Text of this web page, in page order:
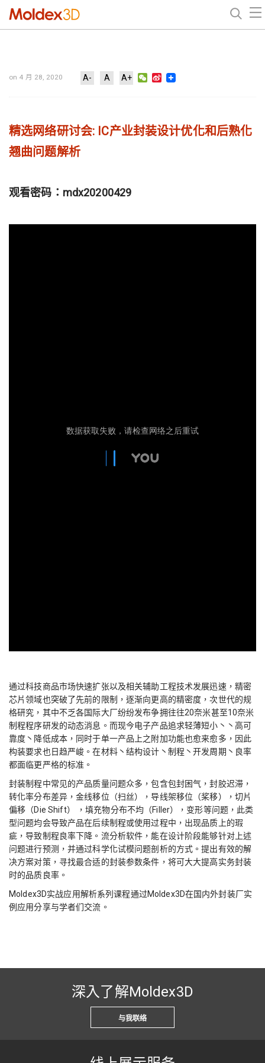
on 4 月 28, 2020 A- A A+ WeChat
Sina
精选网络研讨会: IC产业封装设计优化和后熟化
翘曲问题解析
观看密码：mdx20200429
通过科技商品市场快速扩张以及相关辅助工程技术发展迅速，精密
芯片领域也突破了先前的限制，逐渐向更高的精密度，次世代的规
格研究，其中不乏各国际大厂纷纷发布争拥往往20奈米甚至10奈米
制程程序研发的动态消息。而现今电子产品追求轻薄短小丶丶高可
靠度丶降低成本，同时于单一产品上之附加功能也愈来愈多，因此
构装要求也日趋严峻。在材料丶结构设计丶制程丶开发周期丶良率
都面临更严格的标准。
封装制程中常见的产品质量问题众多，包含包封困气，封胶迟滞，
转化率分布差异，金线移位（扫丝），导线架移位（桨移），切片
偏移（Die Shift） ，填充物分布不均（Filler），变形等问题，此类
型问题均会导致产品在后续制程或使用过程中，出现品质上的瑕
疵，导致制程良率下降。流分析软件，能在设计阶段能够针对上述
问题进行预测，并通过科学化试模问题剖析的方式。提出有效的解
决方案对策，寻找最合适的封装参数条件，将可大大提高实务封装
时的品质良率。
Moldex3D实战应用解析系列课程通过Moldex3D在国内外封装厂实
例应用分享与学者们交流。
深入了解Moldex3D
与我联络